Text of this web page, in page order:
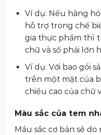
Ví dụ: Nếu hàng
hỗ trợ trong chế
gia thực phẩm thì
chữ và số phải lớn
Ví dụ: Với bao gói
trên một mặt của
chiều cao của chữ
Màu sắc của tem
Mầu sắc cơ bản sẽ